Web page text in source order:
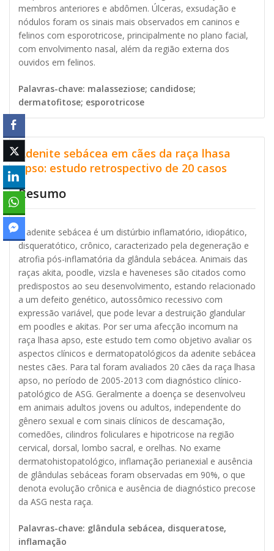
membros anteriores e abdômen. Úlceras, exsudação e
nódulos foram os sinais mais observados em caninos e
felinos com esporotricose, principalmente no plano facial,
com envolvimento nasal, além da região externa dos
ouvidos em felinos.
Palavras-chave: malasseziose; candidose;
dermatofitose; esporotricose
Adenite sebácea em cães da raça lhasa
apso: estudo retrospectivo de 20 casos
Resumo
A adenite sebácea é um distúrbio inflamatório, idiopático,
disqueratótico, crônico, caracterizado pela degeneração e
atrofia pós-inflamatória da glândula sebácea. Animais das
raças akita, poodle, vizsla e haveneses são citados como
predispostos ao seu desenvolvimento, estando relacionado
a um defeito genético, autossômico recessivo com
expressão variável, que pode levar a destruição glandular
em poodles e akitas. Por ser uma afecção incomum na
raça lhasa apso, este estudo tem como objetivo avaliar os
aspectos clínicos e dermatopatológicos da adenite sebácea
nestes cães. Para tal foram avaliados 20 cães da raça lhasa
apso, no período de 2005-2013 com diagnóstico clínico-
patológico de ASG. Geralmente a doença se desenvolveu
em animais adultos jovens ou adultos, independente do
gênero sexual e com sinais clínicos de descamação,
comedões, cilindros foliculares e hipotricose na região
cervical, dorsal, lombo sacral, e orelhas. No exame
dermatohistopatológico, inflamação perianexial e ausência
de glândulas sebáceas foram observadas em 90%, o que
denota evolução crônica e ausência de diagnóstico precose
da ASG nesta raça.
Palavras-chave: glândula sebácea, disqueratose,
inflamação